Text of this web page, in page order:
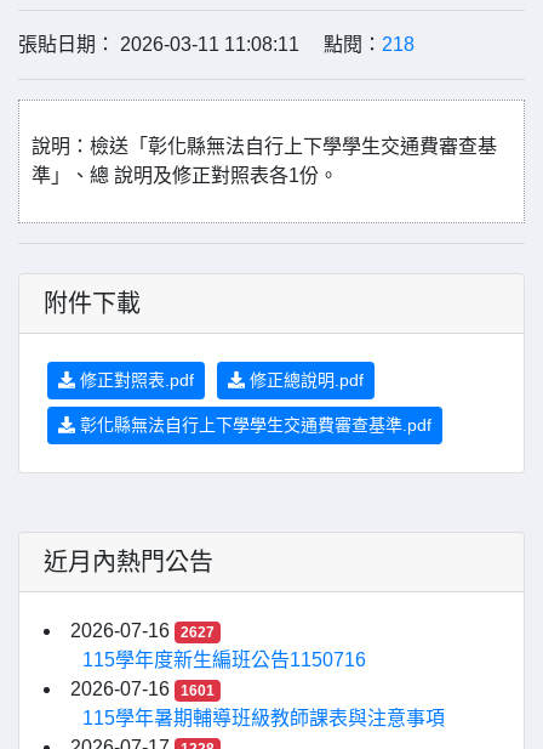
張貼日期： 2026-03-11 11:08:11 點閱： 218
說明：檢送「彰化縣無法自行上下學學生交通費審查基
準」、總 說明及修正對照表各1份。
附件下載
修正對照表.pdf 修正總說明.pdf
彰化縣無法自行上下學學生交通費審查基準.pdf
近月內熱門公告
2026-07-16 2627
115學年度新生編班公告1150716
2026-07-16
1601
115學年暑期輔導班級教師課表與注意事項